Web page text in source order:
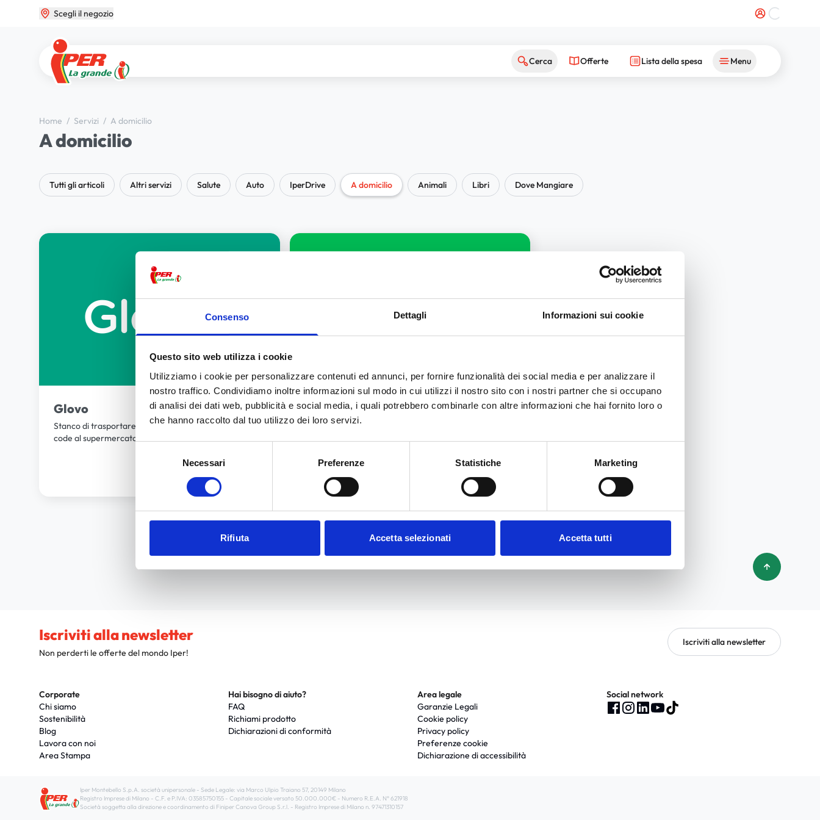
Consenso Dettagli Informazioni sui cookie
Questo sito web utilizza i cookie
Utilizziamo i cookie per personalizzare contenuti ed annunci, per fornire funzionalità dei social media e per analizzare il
nostro traffico. Condividiamo inoltre informazioni sul modo in cui utilizzi il nostro sito con i nostri partner che si occupano
di analisi dei dati web, pubblicità e social media, i quali potrebbero combinarle con altre informazioni che hai fornito loro o
che hanno raccolto dal tuo utilizzo dei loro servizi.
Necessari Preferenze Statistiche Marketing
Rifiuta Accetta selezionati Accetta tutti
Scegli il negozio
Cerca Offerte Lista della spesa Menu
Home / Servizi / A domicilio
A domicilio
Tutti gli articoli Altri servizi Salute Auto IperDrive A domicilio Animali Libri Dove Mangiare
Glovo
Stanco di trasportare borse pesanti e di fare lunghe
code al supermercato? Ordina su Glovo comodamente
Everli
Prova la comodità della spesa online con consegna a
Iscriviti alla newsletter
Non perderti le offerte del mondo Iper!
Iscriviti alla newsletter
Corporate
Chi siamo
Sostenibilità
Blog
Lavora con noi
Area Stampa
Hai bisogno di aiuto?
FAQ
Richiami prodotto
Dichiarazioni di conformità
Area legale
Garanzie Legali
Cookie policy
Privacy policy
Preferenze cookie
Dichiarazione di accessibilità
Social network
Iper Montebello S.p.A. società unipersonale - Sede Legale: via Marco Ulpio Traiano 57, 20149 Milano
Registro Imprese di Milano - C.F. e P.IVA: 03585750155 - Capitale sociale versato 50.000.000€ - Numero R.E.A. N° 621918
Società soggetta alla direzione e coordinamento di Finiper Canova Group S.r.l. - Registro Imprese di Milano n. 97471310157